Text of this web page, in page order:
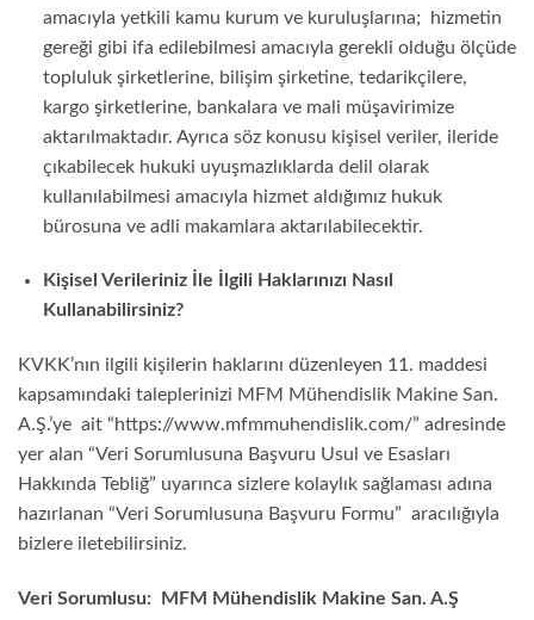
amacıyla yetkili kamu kurum ve kuruluşlarına; hizmetin
gereği gibi ifa edilebilmesi amacıyla gerekli olduğu ölçüde
topluluk şirketlerine, bilişim şirketine, tedarikçilere,
kargo şirketlerine, bankalara ve mali müşavirimize
aktarılmaktadır. Ayrıca söz konusu kişisel veriler, ileride
çıkabilecek hukuki uyuşmazlıklarda delil olarak
kullanılabilmesi amacıyla hizmet aldığımız hukuk
bürosuna ve adli makamlara aktarılabilecektir.
Kişisel Verileriniz İle İlgili Haklarınızı Nasıl
Kullanabilirsiniz?
KVKK’nın ilgili kişilerin haklarını düzenleyen 11. maddesi
kapsamındaki taleplerinizi MFM Mühendislik Makine San.
A.Ş.’ye ait “https://www.mfmmuhendislik.com/” adresinde
yer alan “Veri Sorumlusuna Başvuru Usul ve Esasları
Hakkında Tebliğ” uyarınca sizlere kolaylık sağlaması adına
hazırlanan “Veri Sorumlusuna Başvuru Formu” aracılığıyla
bizlere iletebilirsiniz.
Veri Sorumlusu: MFM Mühendislik Makine San. A.Ş